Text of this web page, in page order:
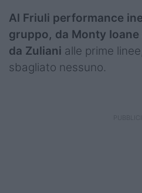
Al Friuli performance
gruppo, da Monty Ioane
da Zuliani alle prime
sbagliato nessuno.